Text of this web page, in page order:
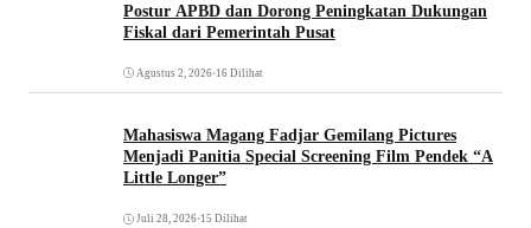
Postur APBD dan Dorong Peningkatan Dukungan
Fiskal dari Pemerintah Pusat
Agustus 2, 2026•16 Dilihat
Mahasiswa Magang Fadjar Gemilang Pictures
Menjadi Panitia Special Screening Film Pendek “A
Little Longer”
Juli 28, 2026•15 Dilihat